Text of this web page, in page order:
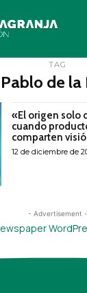
- Advertisement -
TAG
Pablo de la
«El origen solo
cuando
comparten
12 de diciembre de
- Advertisement -